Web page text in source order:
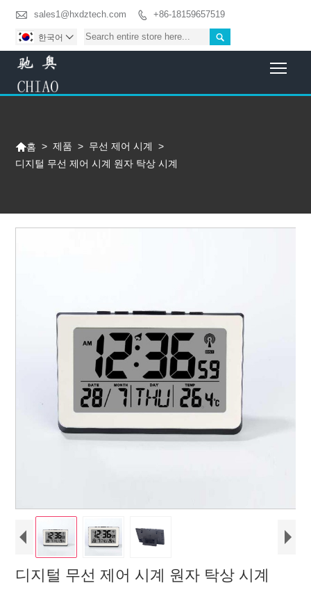
 sales1@hxdztech.com  +86-18159657519

한국어 
홈 > 제품 > 무선 제어 시계
>
디지털 무선 제어 시계 원자 탁상 시계
디지털 무선 제어 시계 원자 탁상 시계